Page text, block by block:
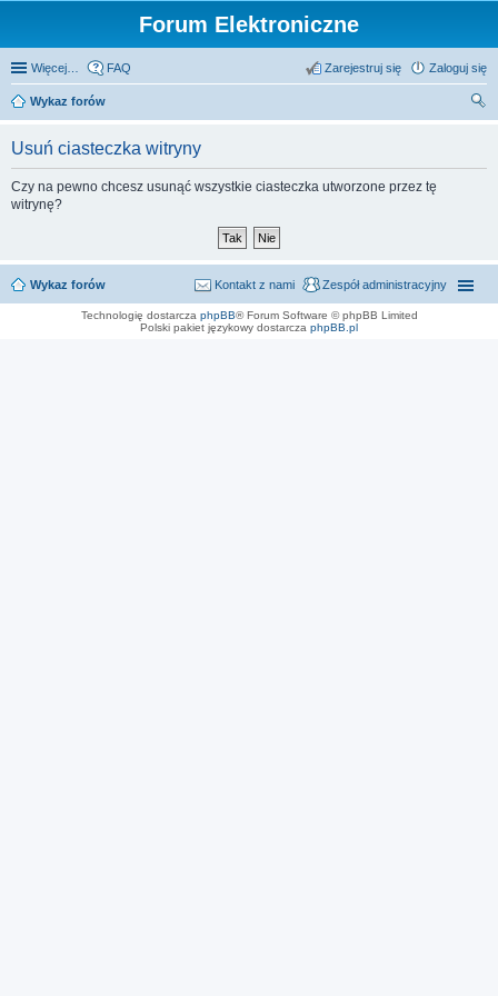
Forum Elektroniczne
Więcej… FAQ Zaloguj się
Zarejestruj się
Wykaz forów
Usuń ciasteczka witryny
Czy na pewno chcesz usunąć wszystkie ciasteczka utworzone przez tę
witrynę?
Wykaz forów Zespół administracyjny
Kontakt z nami
Technologię dostarcza phpBB® Forum Software © phpBB Limited
Polski pakiet językowy dostarcza phpBB.pl